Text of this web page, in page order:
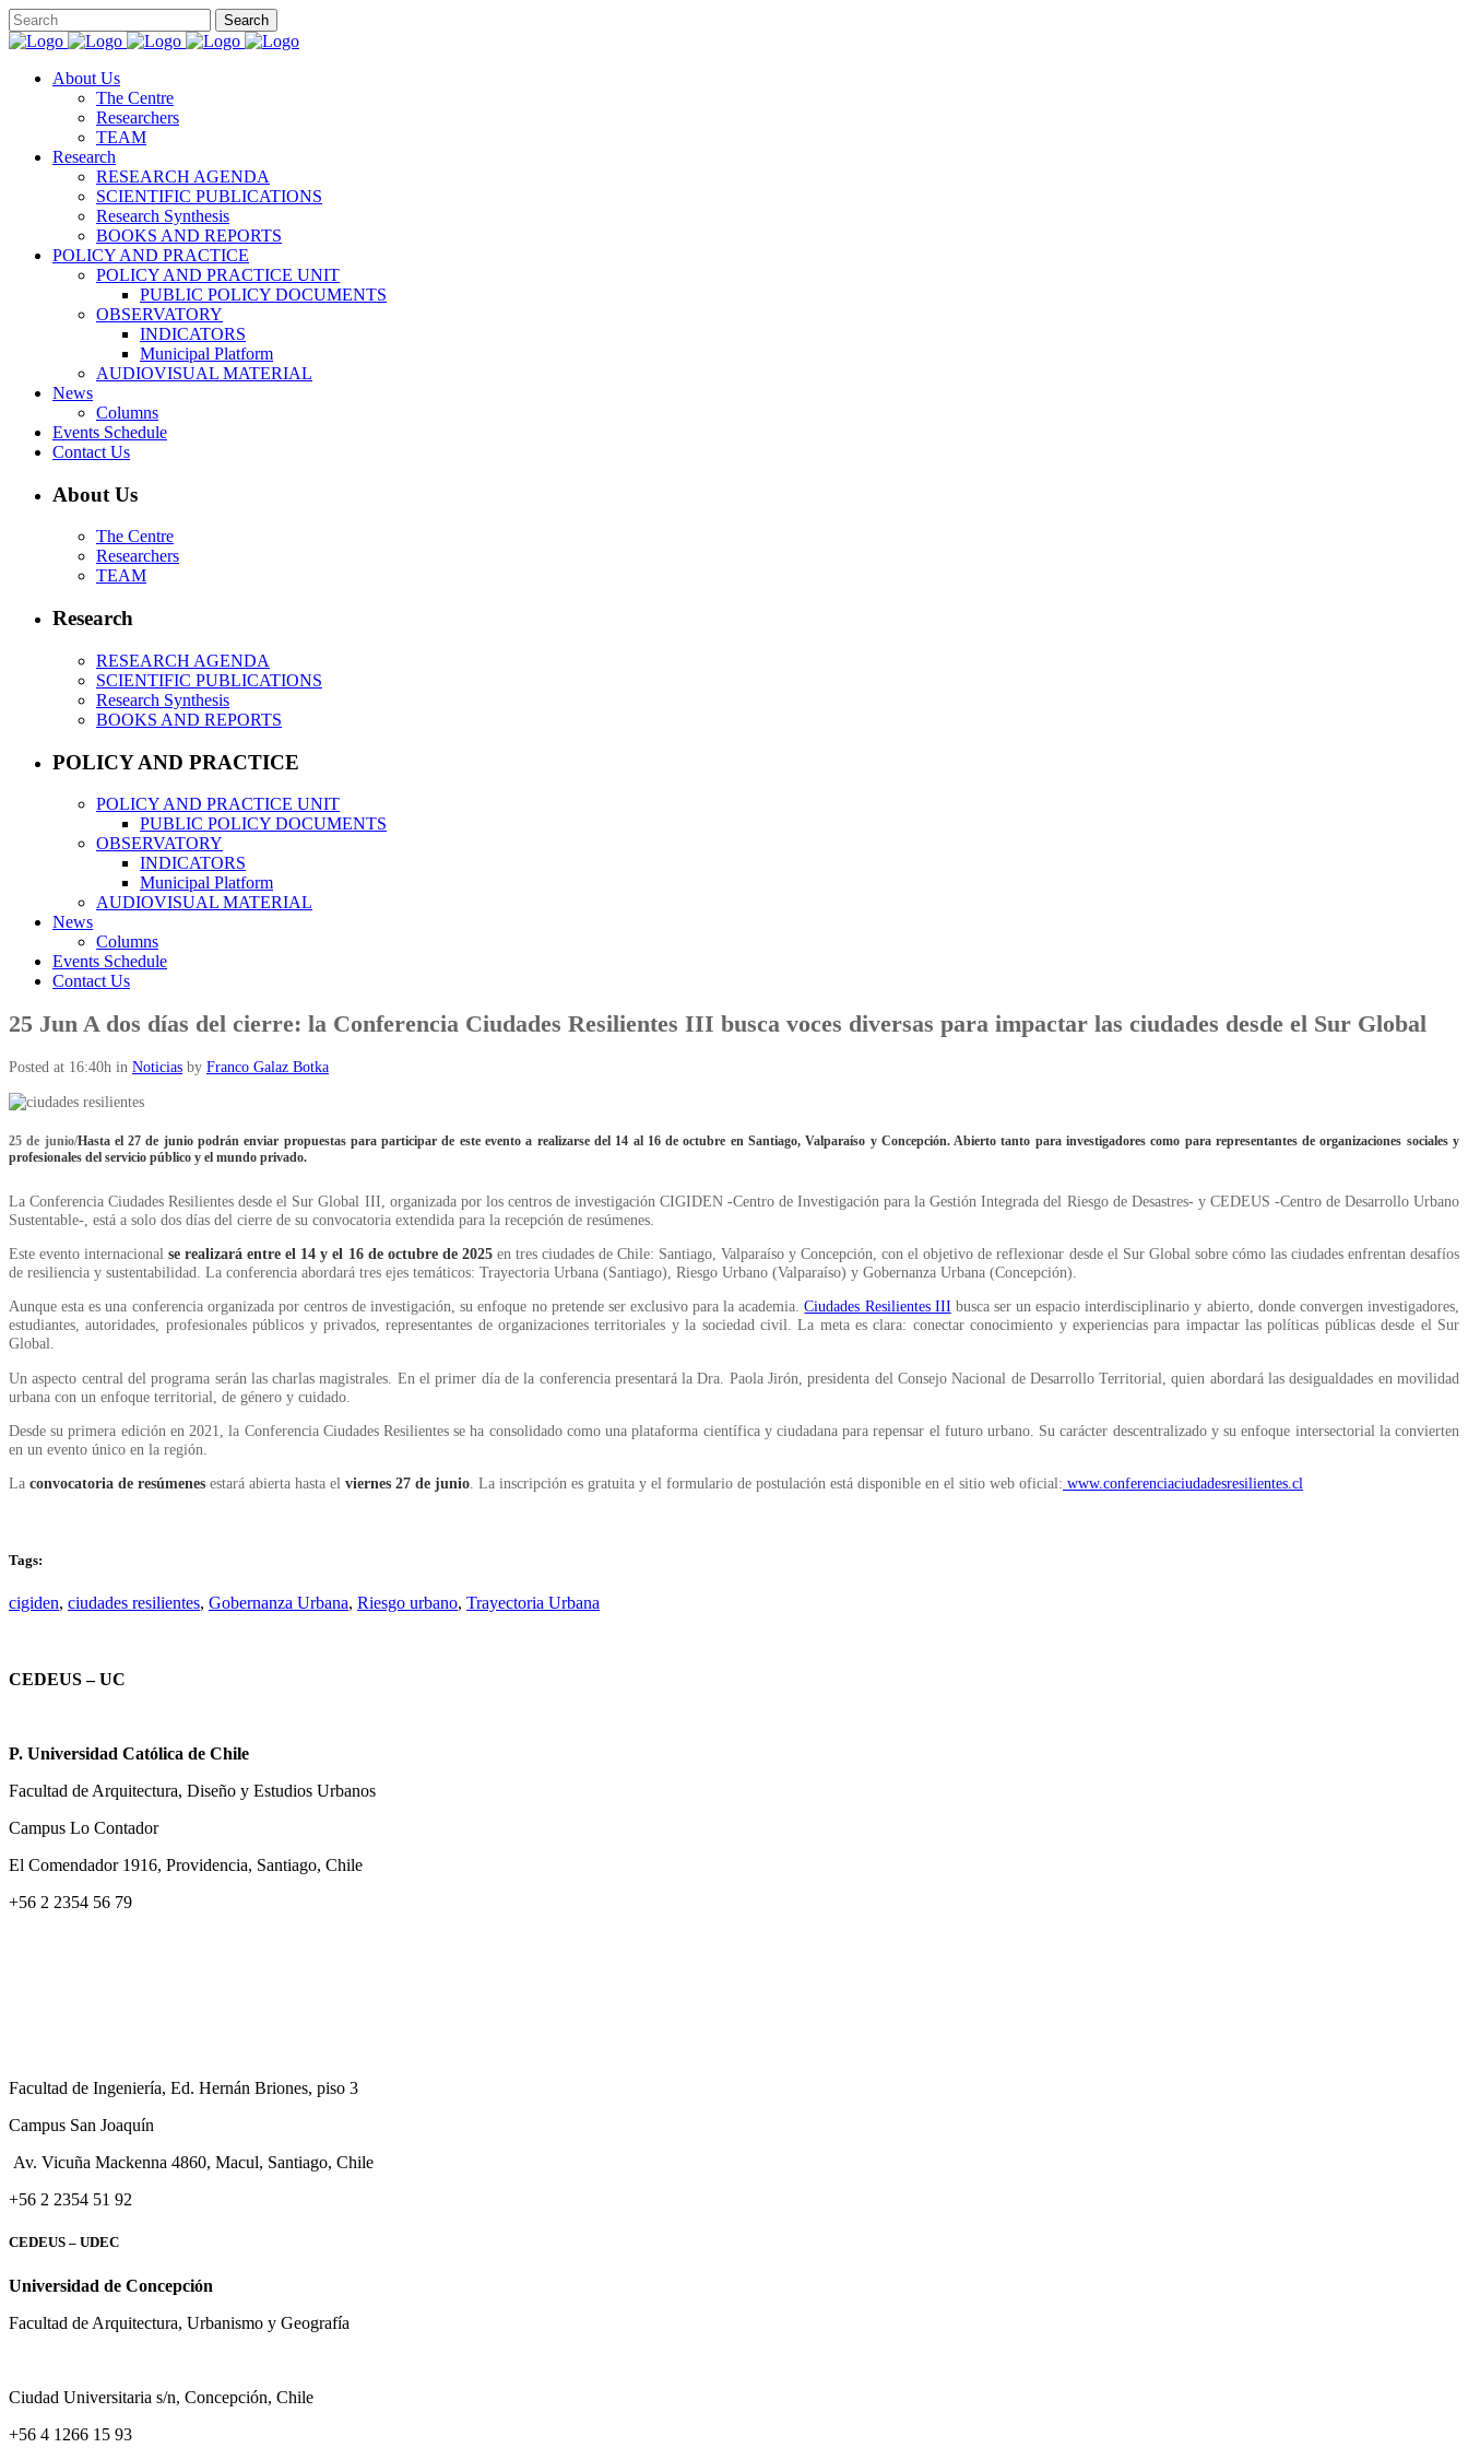
About Us
The Centre
Researchers
TEAM
Research
RESEARCH AGENDA
SCIENTIFIC PUBLICATIONS
Research Synthesis
BOOKS AND REPORTS
POLICY AND PRACTICE
POLICY AND PRACTICE UNIT
PUBLIC POLICY DOCUMENTS
OBSERVATORY
INDICATORS
Municipal Platform
AUDIOVISUAL MATERIAL
News
Columns
Events Schedule
Contact Us
About Us
The Centre
Researchers
TEAM
Research
RESEARCH AGENDA
SCIENTIFIC PUBLICATIONS
Research Synthesis
BOOKS AND REPORTS
POLICY AND PRACTICE
POLICY AND PRACTICE UNIT
PUBLIC POLICY DOCUMENTS
OBSERVATORY
INDICATORS
Municipal Platform
AUDIOVISUAL MATERIAL
News
Columns
Events Schedule
Contact Us
25 Jun A dos días del cierre: la Conferencia Ciudades Resilientes III busca voces diversas para impactar las ciudades desde el Sur Global
Posted at 16:40h in Noticias by Franco Galaz Botka
25 de junio/Hasta el 27 de junio podrán enviar propuestas para participar de este evento a realizarse del 14 al 16 de octubre en Santiago, Valparaíso y Concepción. Abierto tanto para investigadores como para representantes de organizaciones sociales y
profesionales del servicio público y el mundo privado.
La Conferencia Ciudades Resilientes desde el Sur Global III, organizada por los centros de investigación CIGIDEN -Centro de Investigación para la Gestión Integrada del Riesgo de Desastres- y CEDEUS -Centro de Desarrollo Urbano
Sustentable-, está a solo dos días del cierre de su convocatoria extendida para la recepción de resúmenes.
Este evento internacional se realizará entre el 14 y el 16 de octubre de 2025en tres ciudades de Chile: Santiago, Valparaíso y Concepción, con el objetivo de reflexionar desde el Sur Global sobre cómo las ciudades enfrentan desafíos
de resiliencia y sustentabilidad. La conferencia abordará tres ejes temáticos: Trayectoria Urbana (Santiago), Riesgo Urbano (Valparaíso) y Gobernanza Urbana (Concepción).
Aunque esta es una conferencia organizada por centros de investigación, su enfoque no pretende ser exclusivo para la academia.Ciudades Resilientes III busca ser un espacio interdisciplinario y abierto, donde convergen investigadores,
estudiantes, autoridades, profesionales públicos y privados, representantes de organizaciones territoriales y la sociedad civil. La meta es clara: conectar conocimiento y experiencias para impactar las políticas públicas desde el Sur
Global.
Un aspecto central del programa serán las charlas magistrales. En el primer día de la conferencia presentará la Dra. Paola Jirón, presidenta del Consejo Nacional de Desarrollo Territorial, quien abordará las desigualdades en movilidad
urbana con un enfoque territorial, de género y cuidado.
Desde su primera edición en 2021, la Conferencia Ciudades Resilientes se ha consolidado como una plataforma científica y ciudadana para repensar el futuro urbano. Su carácter descentralizado y su enfoque intersectorial la convierten
en un evento único en la región.
La convocatoria de resúmenes estará abierta hasta el viernes 27 de junio. La inscripción es gratuita y el formulario de postulación está disponible en el sitio web oficial: www.conferenciaciudadesresilientes.cl
Tags:
cigiden, ciudades resilientes, Gobernanza Urbana, Riesgo urbano, Trayectoria Urbana
CEDEUS – UC
P. Universidad Católica de Chile
Facultad de Arquitectura, Diseño y Estudios Urbanos
Campus Lo Contador
El Comendador 1916, Providencia, Santiago, Chile
+56 2 2354 56 79
Facultad de Ingeniería, Ed. Hernán Briones, piso 3
Campus San Joaquín
Av. Vicuña Mackenna 4860, Macul, Santiago, Chile
+56 2 2354 51 92
CEDEUS – UDEC
Universidad de Concepción
Facultad de Arquitectura, Urbanismo y Geografía
Ciudad Universitaria s/n, Concepción, Chile
+56 4 1266 15 93